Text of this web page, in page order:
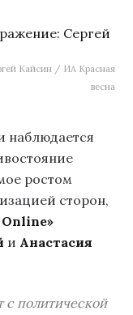
Кайсин / ИА Красная
весна
наблюдается
ростом
сторон,
и Анастасия
с политической